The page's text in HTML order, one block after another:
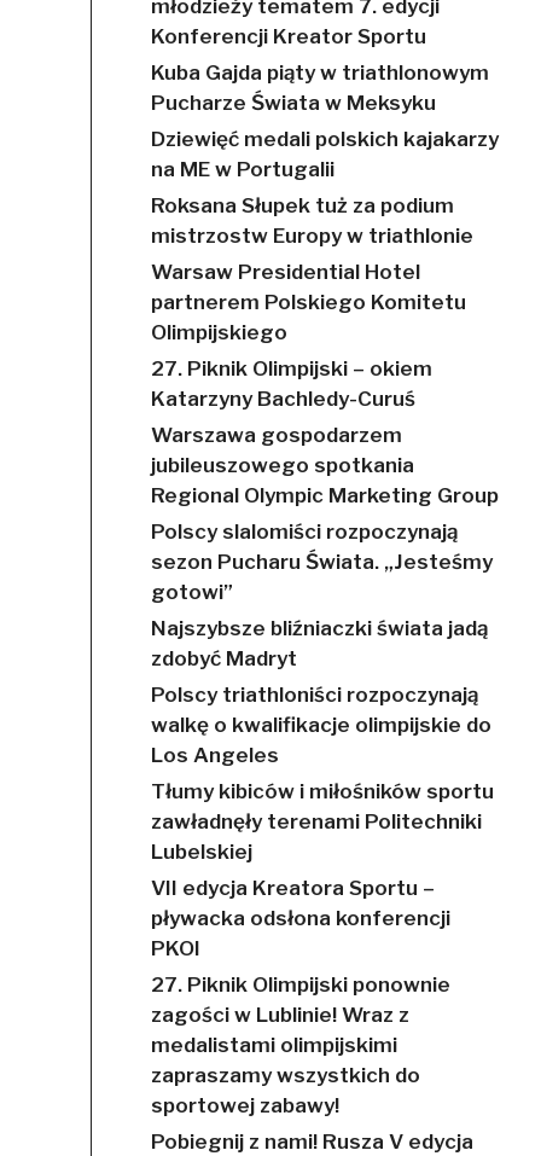
młodzieży tematem 7. edycji
Konferencji Kreator Sportu
Kuba Gajda piąty w triathlonowym
Pucharze Świata w Meksyku
Dziewięć medali polskich kajakarzy
na ME w Portugalii
Roksana Słupek tuż za podium
mistrzostw Europy w triathlonie
Warsaw Presidential Hotel
partnerem Polskiego Komitetu
Olimpijskiego
27. Piknik Olimpijski – okiem
Katarzyny Bachledy-Curuś
Warszawa gospodarzem
jubileuszowego spotkania
Regional Olympic Marketing Group
Polscy slalomiści rozpoczynają
sezon Pucharu Świata. „Jesteśmy
gotowi”
Najszybsze bliźniaczki świata jadą
zdobyć Madryt
Polscy triathloniści rozpoczynają
walkę o kwalifikacje olimpijskie do
Los Angeles
Tłumy kibiców i miłośników sportu
zawładnęły terenami Politechniki
Lubelskiej
VII edycja Kreatora Sportu –
pływacka odsłona konferencji
PKOl
27. Piknik Olimpijski ponownie
zagości w Lublinie! Wraz z
medalistami olimpijskimi
zapraszamy wszystkich do
sportowej zabawy!
Pobiegnij z nami! Rusza V edycja